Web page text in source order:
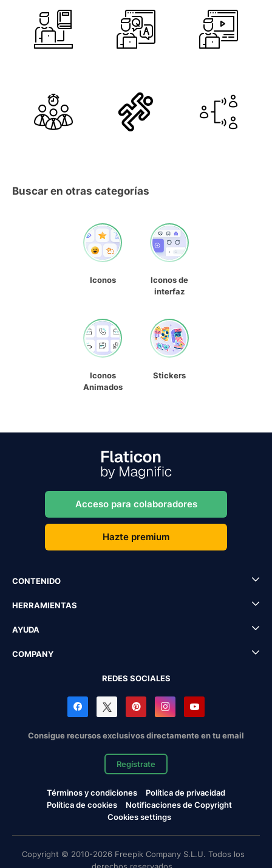
Buscar en otras categorías
Iconos
Iconos de
interfaz
Iconos
Animados
Stickers
Acceso para colaboradores
Hazte premium
CONTENIDO
HERRAMIENTAS
AYUDA
COMPANY
REDES SOCIALES
Consigue recursos exclusivos directamente en tu email
Regístrate
Términos y condiciones
Política de privacidad
Política de cookies
Notificaciones de Copyright
Cookies settings
Copyright © 2010-2026 Freepik Company S.L.U. Todos los